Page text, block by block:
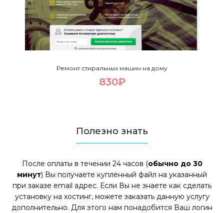
Ремонт стиральных машин на дому
830₽
Полезно знать
После оплаты в течении 24 часов (обычно до 30
минут) Вы получаете купленный файл на указанный
при заказе email адрес. Если Вы не знаете как сделать
установку на хостинг, можете заказать данную услугу
дополнительно. Для этого нам понадобится Ваш логин